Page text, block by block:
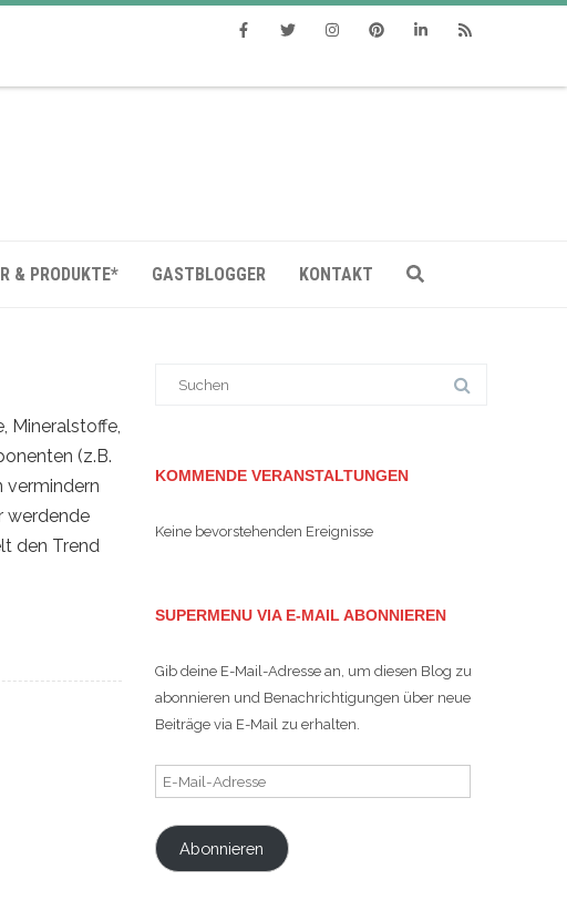
& PRODUKTE* GASTBLOGGER KONTAKT
Mineralstoffe,
(z.B.
vermindern
werdende
den Trend
KOMMENDE VERANSTALTUNGEN
Keine bevorstehenden Ereignisse
SUPERMENU VIA E-MAIL ABONNIEREN
Gib deine E-Mail-Adresse an, um diesen Blog zu
abonnieren und Benachrichtigungen über neue
Beiträge via E-Mail zu erhalten.
E-
Mail-
Adresse
Abonnieren